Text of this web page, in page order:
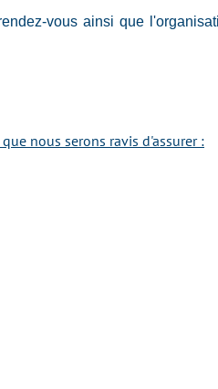
vous ainsi que
nous serons ravis d'assurer :